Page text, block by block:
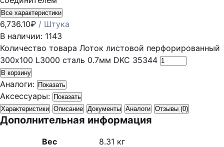
Все характеристики
6,736.10₽ / Штука
В наличии: 1143
Количество товара Лоток листовой перфорированный
300х100 L3000 сталь 0.7мм DKC 35344
В корзину
Аналоги: Показать
Аксессуары: Показать
Характеристики Описание Документы Аналоги Отзывы (0)
Дополнительная информация
Вес
8.31 кг